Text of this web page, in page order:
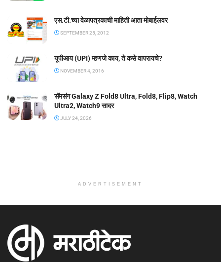
एस.टी.च्या वेळापत्रकाची माहिती आता मोबाईलवर
SEPTEMBER 25, 2012
यूपीआय (UPI) म्हणजे काय, ते कसे वापरायचे?
NOVEMBER 4, 2016
सॅमसंग Galaxy Z Fold8 Ultra, Fold8, Flip8, Watch
Ultra2, Watch9 सादर
JULY 24, 2026
ADVERTISEMENT